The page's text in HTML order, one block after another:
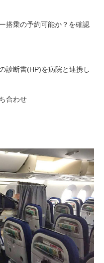
搭乗の予約可能か？を確認
診断書(HP)を病院と連携し
合わせ